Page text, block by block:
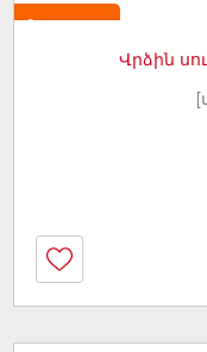
Նորույթ
Վրձին